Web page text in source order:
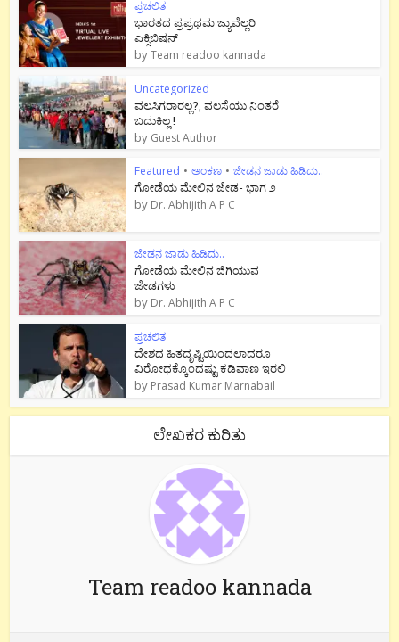
ಪ್ರಚಲಿತ
ಭಾರತದ ಪ್ರಪ್ರಥಮ ಜ್ಯುವೆಲ್ಲರಿ
ಎಕ್ಸಿಬಿಷನ್
byTeam readoo kannada
Uncategorized
ವಲಸಿಗರಾರಲ್ಲ?, ವಲಸೆಯು ನಿಂತರೆ
ಬದುಕಿಲ್ಲ !
by Guest Author
Featured • ಅಂಕಣ • ಜೇಡನ ಜಾಡು ಹಿಡಿದು..
ಗೋಡೆಯ ಮೇಲಿನ ಜೇಡ- ಭಾಗ ೨
by Dr. Abhijith A P C
ಜೇಡನ ಜಾಡು ಹಿಡಿದು..
ಗೋಡೆಯ ಮೇಲಿನ ಜಿಗಿಯುವ
ಜೇಡಗಳು
by Dr. Abhijith A P C
ಪ್ರಚಲಿತ
ದೇಶದ ಹಿತದೃಷ್ಟಿಯಿಂದಲಾದರೂ
ವಿರೋಧಕ್ಕೊಂದಷ್ಟು ಕಡಿವಾಣ ಇರಲಿ
by Prasad Kumar Marnabail
ಲೇಖಕರ ಕುರಿತು
Team readoo kannada